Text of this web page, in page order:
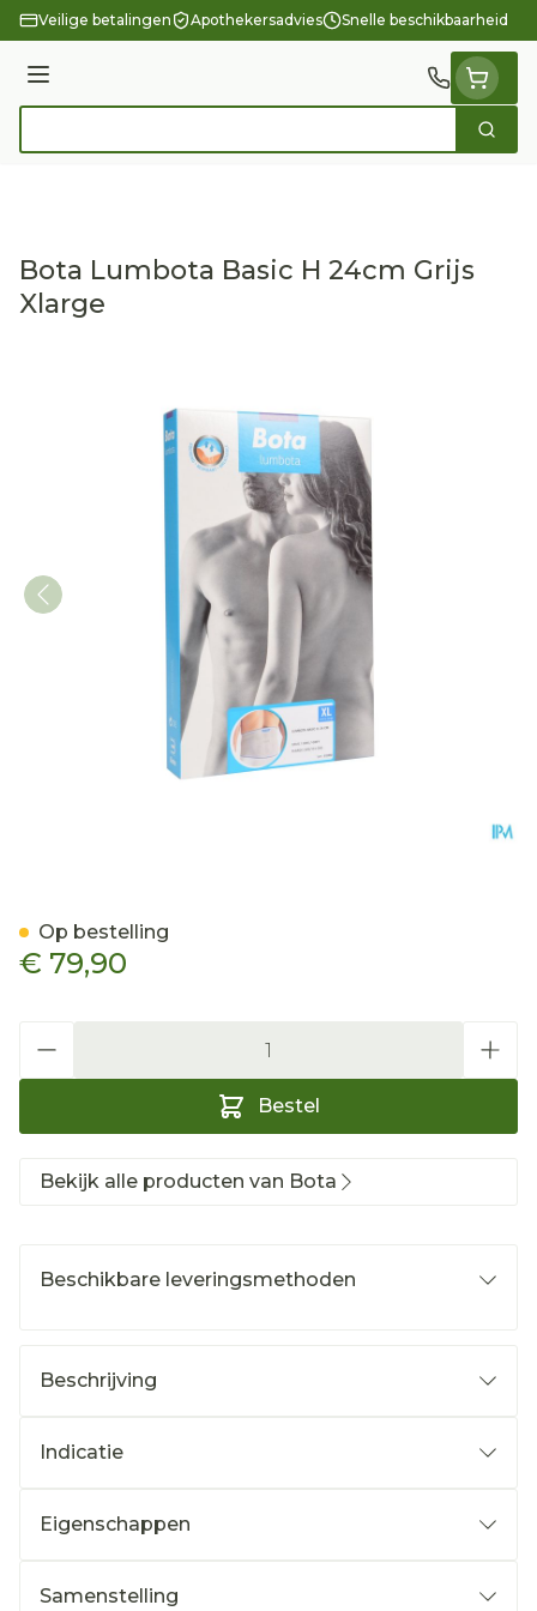
Ga naar de inhoud
Veilige betalingen Apothekersadvies Snelle beschikbaarheid
Menu
Zoek
Bota Lumbota Basic H 24cm Grijs
Xlarge
€ 79,90
Bestel
Op bestelling
Bekijk alle producten van Bota
Beschikbare leveringsmethoden
Beschrijving
Indicatie
Eigenschappen
Samenstelling